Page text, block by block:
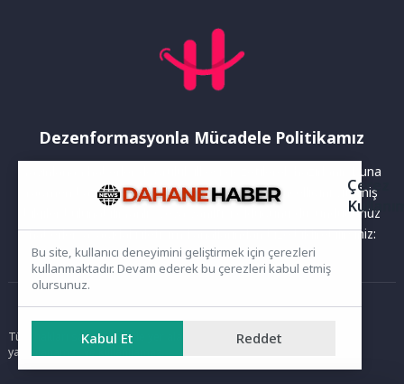
Dezenformasyonla Mücadele Politikamız
Yayınlanan haberler doğruluk ilkesi gözetilerek hazırlanır. Buna
rağmen bazı içeriklerde eksik, hatalı veya güncelliğini yitirmiş
bilgiler bulunabilir.Yanlış veya yanıltıcı olduğunu düşündüğünüz
haberleri aşağıdaki iletişim kanallarından bize bildirebilirsiniz:
Ana Sayfa
Tüm hakları saklıdır. Sitede yer alan içerikler izinsiz kopyalanamaz,
yayımlanamaz ve kullanılamaz.
Çerez
Bu site, kullanıcı deneyimini geliştirmek için çerezleri
kullanmaktadır. Devam ederek bu çerezleri kabul etmiş
olursunuz.
Kabul Et Reddet